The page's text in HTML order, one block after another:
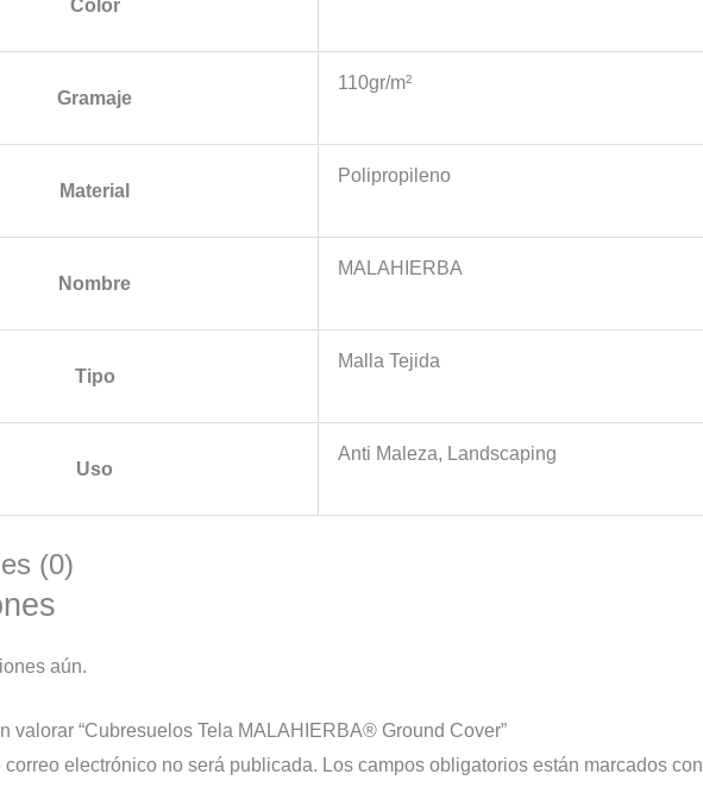
Color
Gramaje
110gr/m²
Material
Polipropileno
Nombre
MALAHIERBA
Tipo
Malla Tejida
Uso
Anti Maleza, Landscaping
(0)
aún.
valorar “Cubresuelos Tela MALAHIERBA® Ground Cover”
electrónico no será publicada. Los campos obligatorios están marcados con